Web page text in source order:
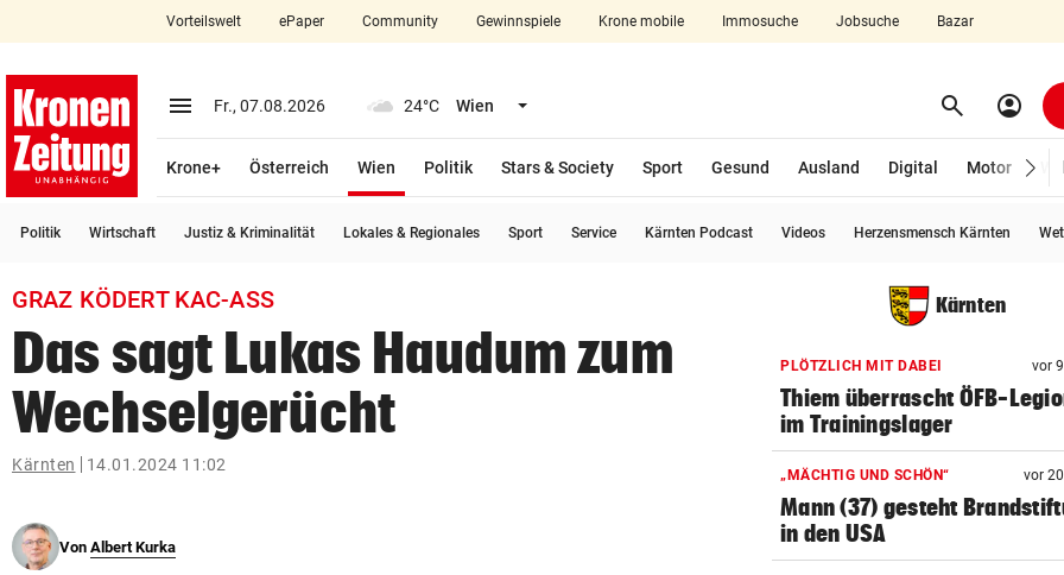
closeSchließen
account_circle Anmelden
arrow_right
bookmark
search
Suchbegriff
eingeben
© Krone Multimedia GmbH & Co KG 2026
Vorteilswelt ePaper Community Gewinnspiele Krone mobile Immosuche Jobsuche Bazar
menu Menü aufklappen
Fr., 07.08.2026 24°C Wien Menü aufklappen search Suchen
account_circle
Krone+ Österreich Wien
Politik
Stars & Society Sport Gesund Ausland Digital Motor
Politik Wirtschaft Justiz & Kriminalität Lokales & Regionales Sport Service Kärnten Podcast Videos Herzensmensch Kärnten
GRAZ KÖDERT KAC-ASS
Das sagt Lukas Haudum zum
Wechselgerücht
Kärnten 14.01.2024 11:02
Von Albert Kurka
Kärnten
PLÖTZLICH MIT DABEI vor
Thiem überrascht ÖFB-
im Trainingslager
„MÄCHTIG UND SCHÖN“ vor
Mann (37) gesteht
in den USA